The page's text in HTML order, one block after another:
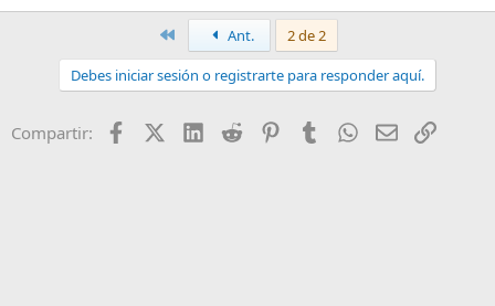
PrimeroAnt.
2 de 2
Debes iniciar sesión o registrarte para responder aquí.
Compartir: FacebookX (Twitter)
LinkedIn
Reddit PinterestTumblr WhatsApp
EmailEnlace